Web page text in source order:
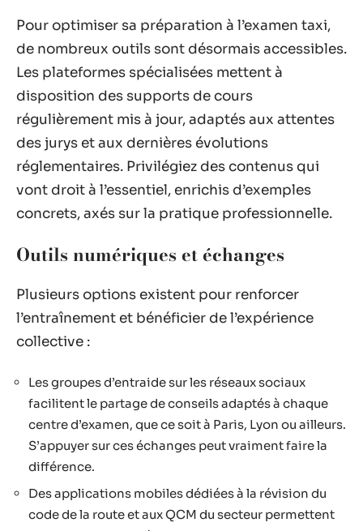
Pour optimiser sa préparation à l’examen taxi,
de nombreux outils sont désormais accessibles.
Les plateformes spécialisées mettent à
disposition des supports de cours
régulièrement mis à jour, adaptés aux attentes
des jurys et aux dernières évolutions
réglementaires. Privilégiez des contenus qui
vont droit à l’essentiel, enrichis d’exemples
concrets, axés sur la pratique professionnelle.
Outils numériques et échanges
Plusieurs options existent pour renforcer
l’entraînement et bénéficier de l’expérience
collective :
Les groupes d’entraide sur les réseaux sociaux
facilitent le partage de conseils adaptés à chaque
centre d’examen, que ce soit à Paris, Lyon ou ailleurs.
S’appuyer sur ces échanges peut vraiment faire la
différence.
Des applications mobiles dédiées à la révision du
code de la route et aux QCM du secteur permettent